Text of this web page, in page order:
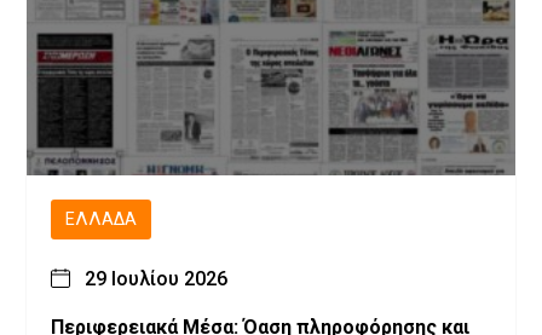
ΕΛΛΆΔΑ
29 Ιουλίου 2026
Περιφερειακά Μέσα: Όαση πληροφόρησης και